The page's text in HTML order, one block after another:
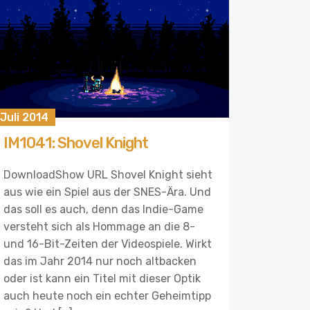
2014
IM1041: Shovel Knight
DownloadShow URL Shovel Knight sieht
aus wie ein Spiel aus der SNES-Ära. Und
das soll es auch, denn das Indie-Game
versteht sich als Hommage an die 8-
und 16-Bit-Zeiten der Videospiele. Wirkt
das im Jahr 2014 nur noch altbacken
oder ist kann ein Titel mit dieser Optik
auch heute noch ein echter Geheimtipp